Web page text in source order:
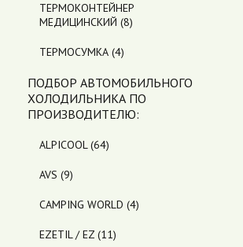
ТЕРМОКОНТЕЙНЕР
МЕДИЦИНСКИЙ (8)
ТЕРМОСУМКА (4)
ПОДБОР АВТОМОБИЛЬНОГО
ХОЛОДИЛЬНИКА ПO
ПРОИЗВОДИТЕЛЮ:
ALPICOOL(64)
AVS (9)
CAMPING WORLD (4)
EZETIL / EZ (11)